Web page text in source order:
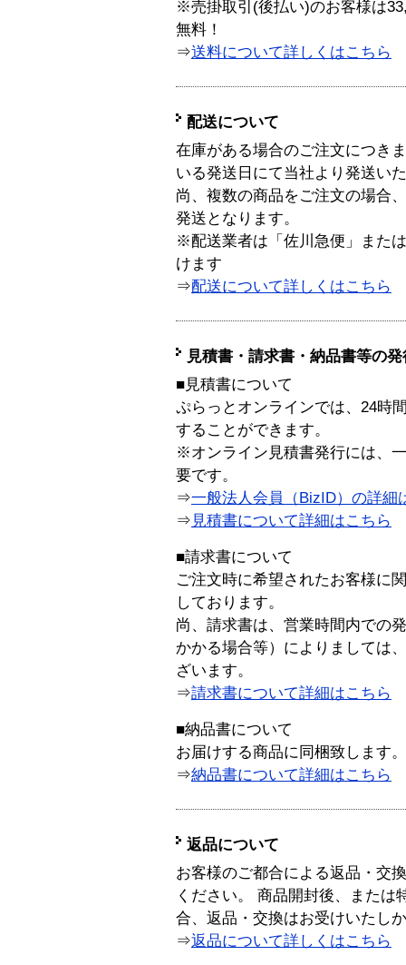
※売掛取引(後払い)のお客様は
無料！
⇒送料について詳しくはこちら
配送について
在庫がある場合のご注文につき
いる発送日にて当社より発送い
尚、複数の商品をご注文の場合
発送となります。
※配送業者は「佐川急便」また
けます
⇒配送について詳しくはこちら
見積書・請求書・納品書等の
■見積書について
ぷらっとオンラインでは、24時
することができます。
※オンライン見積書発行には、
要です。
⇒一般法人会員（BizID）の詳細
⇒ 見積書について詳細はこちら
■請求書について
ご注文時に希望されたお客様に
しております。
尚、請求書は、営業時間内での
かかる場合等）によりましては
ざいます。
⇒請求書について詳細はこちら
■納品書について
お届けする商品に同梱致します。
⇒納品書について詳細はこちら
返品について
お客様のご都合による返品・交
ください。 商品開封後、または
合、返品・交換はお受けいたし
⇒返品について詳しくはこちら